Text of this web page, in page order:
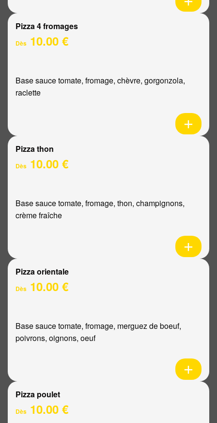
Pizza 4 fromages
Dès 10.00 €
Base sauce tomate, fromage, chèvre, gorgonzola,
raclette
Pizza thon
Dès 10.00 €
Base sauce tomate, fromage, thon, champignons,
crème fraîche
Pizza orientale
Dès 10.00 €
Base sauce tomate, fromage, merguez de boeuf,
poivrons, oignons, oeuf
Pizza poulet
Dès 10.00 €